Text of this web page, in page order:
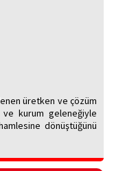
üretken ve çözüm
ve kurum geleneğiyle
dönüştüğünü